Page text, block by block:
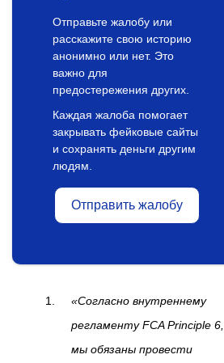
Отправьте жалобу или
расскажите свою историю
анонимно или нет. Это
важно для
предостережения других.
Каждая жалоба помогает
закрывать фейковые сайты
и сохранять деньги другим
людям.
Отправить жалобу
«Согласно внутреннему
регламенту FCA Principle 6,
мы обязаны провести